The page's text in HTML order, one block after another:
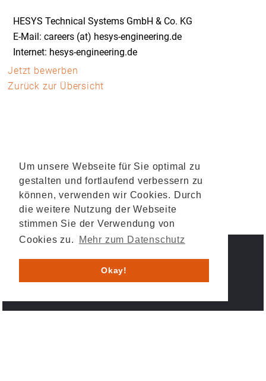
Um unsere Webseite für Sie optimal zu
gestalten und fortlaufend verbessern zu
können, verwenden wir Cookies. Durch
die weitere Nutzung der Webseite
stimmen Sie der Verwendung von
Cookies zu.
Mehr zum Datenschutz
Okay!
HESYS Technical Systems GmbH & Co. KG
E-Mail: careers (at) hesys-engineering.de
Internet: hesys-engineering.de
Jetzt bewerben
Zurück zur Übersicht
© 2026 HESYS TechnicalSystems GmbH & Co. KG .